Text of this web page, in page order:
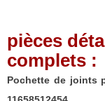
pièces
complets :
Pochette de joints